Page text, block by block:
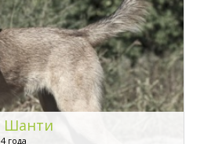
Шанти
4 года